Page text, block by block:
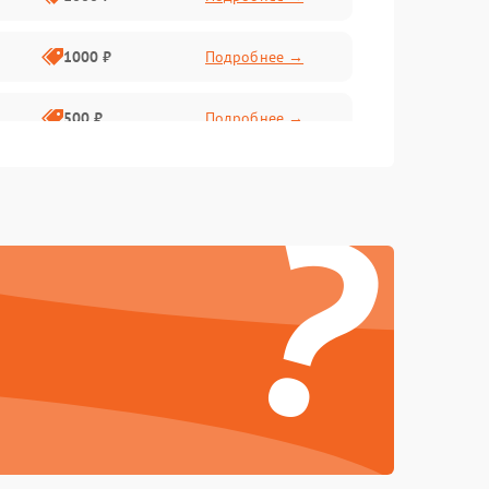
1000 ₽ Подробнее →
500 ₽ Подробнее →
1000 ₽ Подробнее →
Подробнее →
1000 ₽ Подробнее →
?